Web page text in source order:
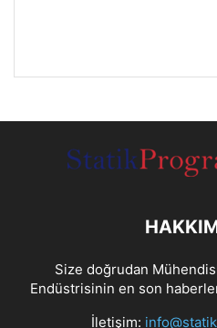
Size doğrudan
Endüstrisinin en son
İletişim: